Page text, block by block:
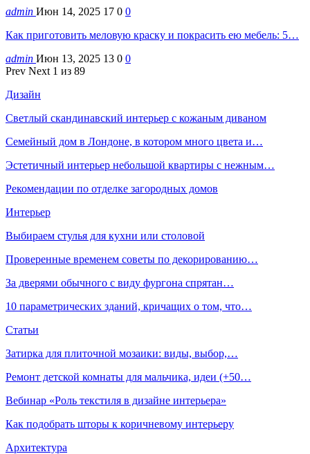
admin Июн 14, 2025 17 0 0
Как приготовить меловую краску и покрасить ею мебель: 5…
admin Июн 13, 2025 13 0 0
Prev Next 1 из 89
Дизайн
Светлый скандинавский интерьер с кожаным диваном
Семейный дом в Лондоне, в котором много цвета и…
Эстетичный интерьер небольшой квартиры с нежным…
Рекомендации по отделке загородных домов
Интерьер
Выбираем стулья для кухни или столовой
Проверенные временем советы по декорированию…
За дверями обычного с виду фургона спрятан…
10 параметрических зданий, кричащих о том, что…
Статьи
Затирка для плиточной мозаики: виды, выбор,…
Ремонт детской комнаты для мальчика, идеи (+50…
Вебинар «Роль текстиля в дизайне интерьера»
Как подобрать шторы к коричневому интерьеру
Архитектура